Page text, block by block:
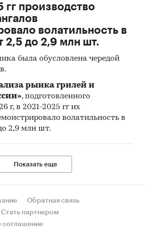
гг производство
волатильность в
2,5 до 2,9 млн шт.
была обусловлена чередой
рынка грилей и
, подготовленного
г, в 2021-2025 гг их
волатильность в
2,9 млн шт.
Показать еще
Обратная связь
Стать партнером
соглашение